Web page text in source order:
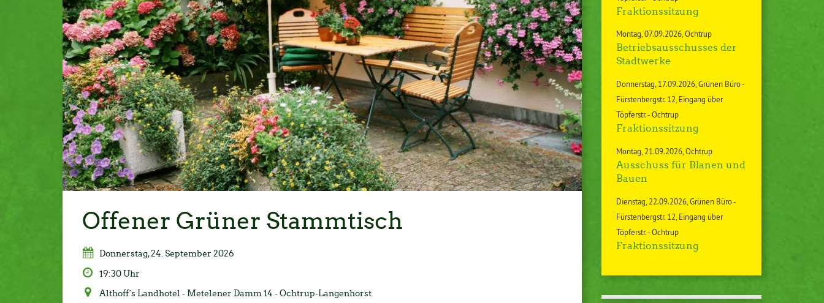
Offener Grüner Stammtisch
Donnerstag, 24. September 2026
19:30 Uhr
Althoff´s Landhotel - Metelener Damm 14 - Ochtrup-Langenhorst
Fraktionssitzung
Montag 07.09.2026 Ochtrup
Betriebsausschusses der
Stadtwerke
Donnerstag 17.09.2026 Grünen Büro -
Fürstenbergstr. 12, Eingang über
Töpferstr. - Ochtrup
Fraktionssitzung
Montag 21.09.2026 Ochtrup
Ausschuss für Blanen und
Bauen
Dienstag 22.09.2026 Grünen Büro -
Fürstenbergstr. 12, Eingang über
Töpferstr. - Ochtrup
Fraktionssitzung